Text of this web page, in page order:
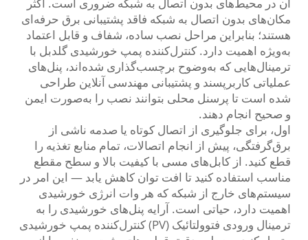
مکان‌های بدون اتصال به شبکه فاقد پشتیبانی برق حرفه‌ای
هستند؛ بنابراین مراحل نصب ساده، شفاف و قابل اعتماد
به‌ویژه اهمیت دارد. کنترل‌کننده پمپ خورشیدی گلدبل با
ترمینال‌هایی که به‌وضوح برچسب‌گذاری شده‌اند، پنل‌های
عملیاتی کاربرپسند و پشتیبانی مهندسی آنلاین طراحی
شده است تا پرسنل محلی بتوانند نصب را به‌صورت ایمن
و صحیح انجام دهند.
اول، برای جلوگیری از اتصال کوتاه یا صدمه ناشی از
برق‌گرفتگی، پیش از انجام اتصالات، تمام منابع تغذیه را
قطع کنید. از کابل‌های مسی با کیفیت بالا و سطح مقطع
مناسب استفاده کنید تا افت توان کاهش یابد — این امر در
سیستم‌های خارج از شبکه که هر وات انرژی خورشیدی
اهمیت دارد، حیاتی است. آرایه پنل‌های خورشیدی را به
ترمینال ورودی فتوولتائیک (PV) کنترل‌کننده پمپ خورشیدی